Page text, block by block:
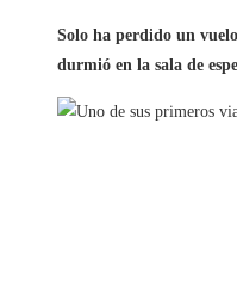
Solo ha perdido un
durmió en la sala de